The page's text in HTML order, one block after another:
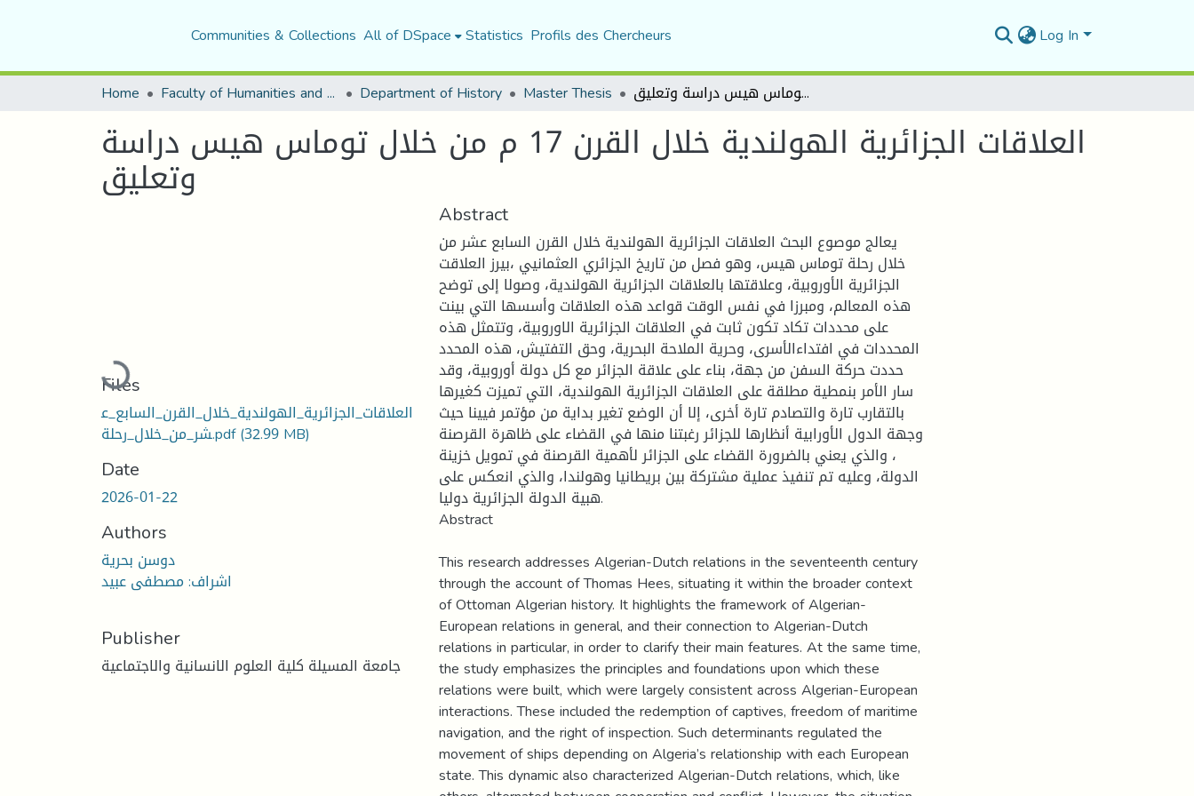
Communities & Collections All of DSpace Statistics Profils des Chercheurs Log In
Home Faculty of Humanities and Social Sciences Department of History Master Thesis العلاقات الجزائرية الهولندية خلال القرن 17 م من خلال توماس هيس دراسة وتعليق
العلاقات الجزائرية الهولندية خلال القرن 17 م من خلال توماس هيس دراسة
وتعليق
Loading...
Files
العلاقات_الجزائرية_الهولندية_خلال_القرن_السابع_ع
شر_من_خلال_رحلة.pdf(32.99 MB)
Date
2026-01-22
Authors
دوسن بحرية
اشراف: مصطفى عبيد
Publisher
جامعة المسيلة كلية العلوم الانسانية والاجتماعية
Abstract
يعالج موصوع البحث العلاقات الجزائرية الهولندية خلال القرن السابع عشر من
خلال رحلة توماس هيس، وهو فصل من تاريخ الجزائري العثمانيي ،بيرز العلاقت
الجزائرية الأوروبية، وعلاقتها بالعلاقات الجزائرية الهولندية، وصولا إلى توضح
هذه المعالم، ومبرزا في نفس الوقت قواعد هذه العلاقات وأسسها التي بينت
على محددات تكاد تكون ثابت في العلاقات الجزائرية الاوروبية، وتتمثل هذه
المحددات في افتداءالأسرى، وحرية الملاحة البحرية، وحق التفتيش، هذه المحدد
حددت حركة السفن من جهة، بناء على علاقة الجزائر مع كل دولة أوروبية، وقد
سار الأمر بنمطية مطلقة على العلاقات الجزائرية الهولندية، التي تميزت كغيرها
بالتقارب تارة والتصادم تارة أخرى، إلا أن الوضع تغير بداية من مؤتمر فيينا حيث
وجهة الدول الأورابية أنظارها للجزائر رغبتنا منها في القضاء على ظاهرة القرصنة
، والذي يعني بالضرورة القضاء على الجزائر لأهمية القرصنة في تمويل خزينة
الدولة، وعليه تم تنفيذ عملية مشتركة بين بريطانيا وهولندا، والذي انعكس على
هبية الدولة الجزائرية دوليا.
Abstract
This research addresses Algerian-Dutch relations in the seventeenth century
through the account of Thomas Hees, situating it within the broader context
of Ottoman Algerian history. It highlights the framework of Algerian-
European relations in general, and their connection to Algerian-Dutch
relations in particular, in order to clarify their main features. At the same time,
the study emphasizes the principles and foundations upon which these
relations were built, which were largely consistent across Algerian-European
interactions. These included the redemption of captives, freedom of maritime
navigation, and the right of inspection. Such determinants regulated the
movement of ships depending on Algeria’s relationship with each European
state. This dynamic also characterized Algerian-Dutch relations, which, like